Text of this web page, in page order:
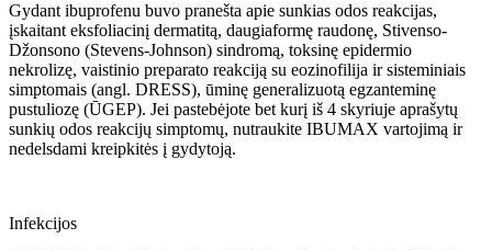
Gydant ibuprofenu buvo pranešta apie sunkias odos reakcijas,
įskaitant eksfoliacinį dermatitą, daugiaformę raudonę, Stivenso-
Džonsono (Stevens-Johnson) sindromą, toksinę epidermio
nekrolizę, vaistinio preparato reakciją su eozinofilija ir sisteminiais
simptomais (angl. DRESS), ūminę generalizuotą egzanteminę
pustuliozę (ŪGEP). Jei pastebėjote bet kurį iš 4 skyriuje aprašytų
sunkių odos reakcijų simptomų, nutraukite IBUMAX vartojimą ir
nedelsdami kreipkitės į gydytoją.
Infekcijos